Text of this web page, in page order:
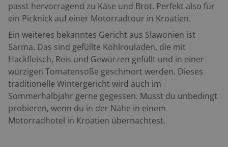
passt hervorragend zu Käse und Brot. Perfekt also für
ein Picknick auf einer Motorradtour in Kroatien.
Ein weiteres bekanntes Gericht aus Slawonien ist
Sarma. Das sind gefüllte Kohlrouladen, die mit
Hackfleisch, Reis und Gewürzen gefüllt und in einer
würzigen Tomatensoße geschmort werden. Dieses
traditionelle Wintergericht wird auch im
Sommerhalbjahr gerne gegessen. Musst du unbedingt
probieren, wenn du in der Nähe in einem
Motorradhotel in Kroatien übernachtest.